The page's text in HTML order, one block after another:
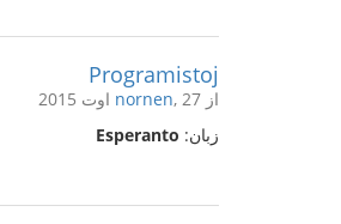
Programistoj
از nornen, 27 اوت 2015
زبان: Esperanto